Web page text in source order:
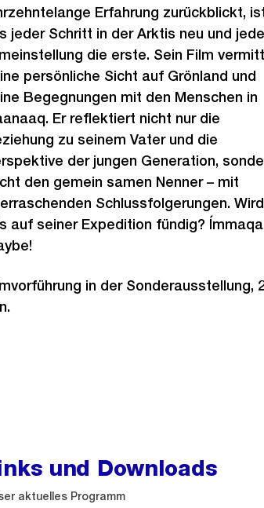
Erfahrung zurückblickt,
jeder Schritt in der Arktis neu und jede
die erste. Sein Film
persönliche Sicht auf Grönland und
Begegnungen mit den Menschen in
Er reflektiert nicht nur die
zu seinem Vater und die
der jungen Generation,
den gemein samen Nenner – mit
Schlussfolgerungen. Wird
auf seiner Expedition fündig?
in der Sonderausstellung,
und Downloads
aktuelles Programm